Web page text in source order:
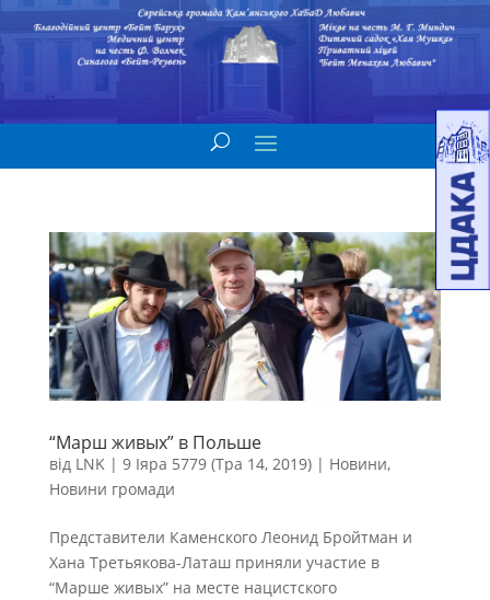
“Марш живых” в Польше
від LNK| 9 Іяра 5779 (Тра 14, 2019)| Новини,
Новини громади
Представители Каменского Леонид Бройтман и
Хана Третьякова-Латаш приняли участие в
“Марше живых” на месте нацистского